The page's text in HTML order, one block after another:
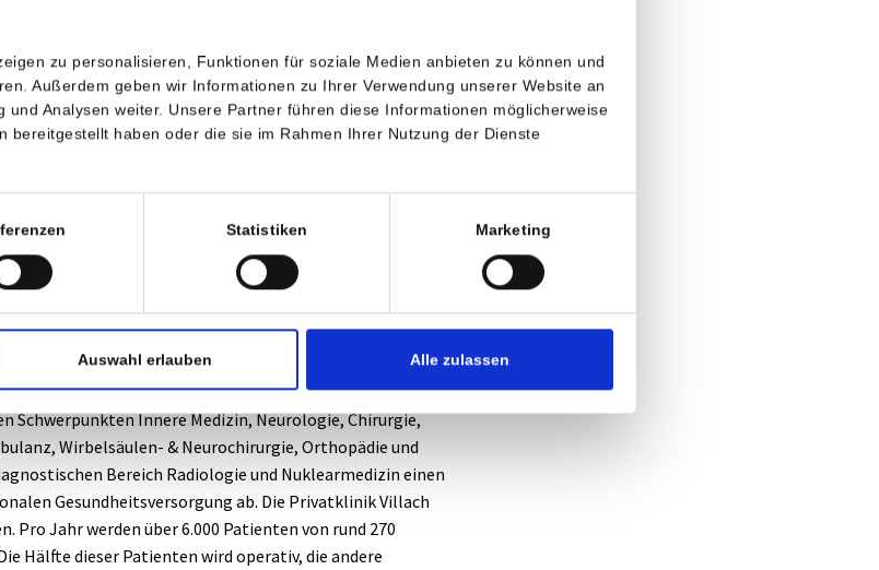
zu personalisieren, Funktionen für soziale Medien anbieten zu können und
Außerdem geben wir Informationen zu Ihrer Verwendung unserer Website an
Analysen weiter. Unsere Partner führen diese Informationen möglicherweise
bereitgestellt haben oder die sie im Rahmen Ihrer Nutzung der Dienste
Statistiken Marketing
Auswahl erlauben Alle zulassen
bei komplexen Krankheitsbildern der Wirbelsäule ist es
therapeutischen Schritte zu finden und die Gesundheit
zu berücksichtigen. Welche Art der Therapie die richtige
mit dem Patienten entschieden werden,“ betont Dr.
damit die Bedeutung einer umfassenden und
Villach bereichern und dazu beitragen, den
Behandlungen zu bieten.
Privatklinik Villach von Beginn an auf höchste technische
medizinisches Leistungsspektrum. Heute deckt die Klinik
Schwerpunkten Innere Medizin, Neurologie, Chirurgie,
Wirbelsäulen- & Neurochirurgie, Orthopädie und
Bereich Radiologie und Nuklearmedizin einen
Gesundheitsversorgung ab. Die Privatklinik Villach
Pro Jahr werden über 6.000 Patienten von rund 270
Hälfte dieser Patienten wird operativ, die andere